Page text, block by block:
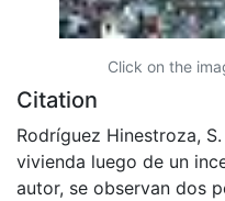
Click on the
Citation
Rodríguez Hinestroza,
vivienda luego de un
autor, se observan dos